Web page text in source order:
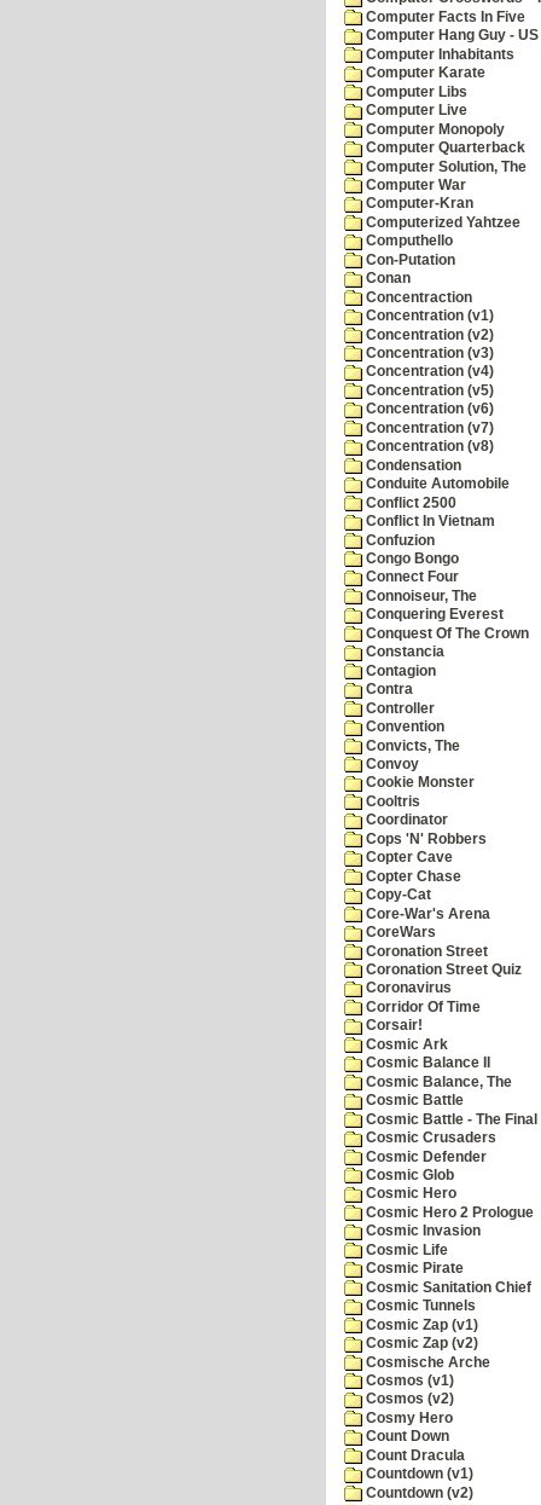
Computer Facts In Five
Computer Hang Guy -
Computer Inhabitants
Computer Karate
Computer Libs
Computer Live
Computer Monopoly
Computer Quarterback
Computer Solution, The
Computer War
Computer-Kran
Computerized Yahtzee
Computhello
Con-Putation
Conan
Concentraction
Concentration (v1)
Concentration (v2)
Concentration (v3)
Concentration (v4)
Concentration (v5)
Concentration (v6)
Concentration (v7)
Concentration (v8)
Condensation
Conduite Automobile
Conflict 2500
Conflict In Vietnam
Confuzion
Congo Bongo
Connect Four
Connoiseur, The
Conquering Everest
Conquest Of The Crown
Constancia
Contagion
Contra
Controller
Convention
Convicts, The
Convoy
Cookie Monster
Cooltris
Coordinator
Cops 'N' Robbers
Copter Cave
Copter Chase
Copy-Cat
Core-War's Arena
CoreWars
Coronation Street
Coronation Street Quiz
Coronavirus
Corridor Of Time
Corsair!
Cosmic Ark
Cosmic Balance II
Cosmic Balance, The
Cosmic Battle
Cosmic Battle - The
Cosmic Crusaders
Cosmic Defender
Cosmic Glob
Cosmic Hero
Cosmic Hero 2 Prologue
Cosmic Invasion
Cosmic Life
Cosmic Pirate
Cosmic Sanitation Chief
Cosmic Tunnels
Cosmic Zap (v1)
Cosmic Zap (v2)
Cosmische Arche
Cosmos (v1)
Cosmos (v2)
Cosmy Hero
Count Down
Count Dracula
Countdown (v1)
Countdown (v2)